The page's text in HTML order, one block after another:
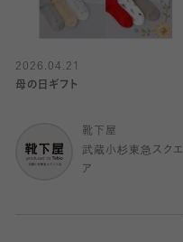
2026.04.21
母の日ギフト
靴下屋
武蔵小杉東急スクエ
ア